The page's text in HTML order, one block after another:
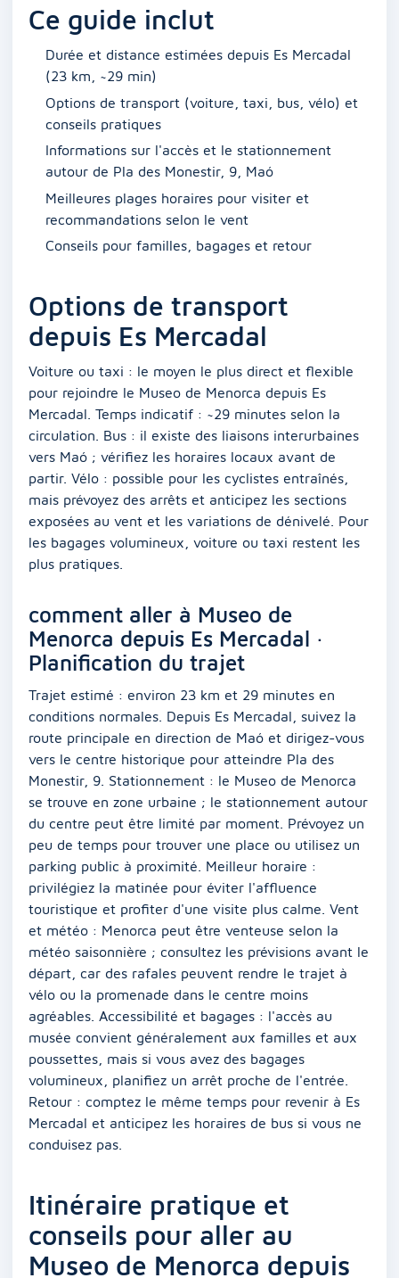
Ce guide inclut
Durée et distance estimées depuis Es Mercadal
(23 km, ~29 min)
Options de transport (voiture, taxi, bus, vélo) et
conseils pratiques
Informations sur l'accès et le stationnement
autour de Pla des Monestir, 9, Maó
Meilleures plages horaires pour visiter et
recommandations selon le vent
Conseils pour familles, bagages et retour
Options de transport
depuis Es Mercadal
Voiture ou taxi : le moyen le plus direct et flexible
pour rejoindre le Museo de Menorca depuis Es
Mercadal. Temps indicatif : ~29 minutes selon la
circulation. Bus : il existe des liaisons interurbaines
vers Maó ; vérifiez les horaires locaux avant de
partir. Vélo : possible pour les cyclistes entraînés,
mais prévoyez des arrêts et anticipez les sections
exposées au vent et les variations de dénivelé. Pour
les bagages volumineux, voiture ou taxi restent les
plus pratiques.
comment aller à Museo de
Menorca depuis Es Mercadal ·
Planification du trajet
Trajet estimé : environ 23 km et 29 minutes en
conditions normales. Depuis Es Mercadal, suivez la
route principale en direction de Maó et dirigez-vous
vers le centre historique pour atteindre Pla des
Monestir, 9. Stationnement : le Museo de Menorca
se trouve en zone urbaine ; le stationnement autour
du centre peut être limité par moment. Prévoyez un
peu de temps pour trouver une place ou utilisez un
parking public à proximité. Meilleur horaire :
privilégiez la matinée pour éviter l'affluence
touristique et profiter d'une visite plus calme. Vent
et météo : Menorca peut être venteuse selon la
météo saisonnière ; consultez les prévisions avant le
départ, car des rafales peuvent rendre le trajet à
vélo ou la promenade dans le centre moins
agréables. Accessibilité et bagages : l'accès au
musée convient généralement aux familles et aux
poussettes, mais si vous avez des bagages
volumineux, planifiez un arrêt proche de l'entrée.
Retour : comptez le même temps pour revenir à Es
Mercadal et anticipez les horaires de bus si vous ne
conduisez pas.
Itinéraire pratique et
conseils pour aller au
Museo de Menorca depuis